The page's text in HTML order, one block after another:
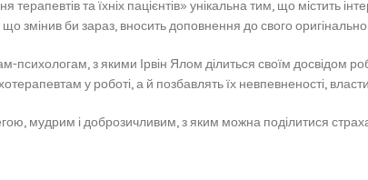
та їхніх пацієнтів» унікальна тим, що містить
змінив би зараз, вносить доповнення до свого
з якими Ірвін Ялом ділиться своїм досвідом
у роботі, а й позбавлять їх невпевненості,
мудрим і доброзичливим, з яким можна поділитися